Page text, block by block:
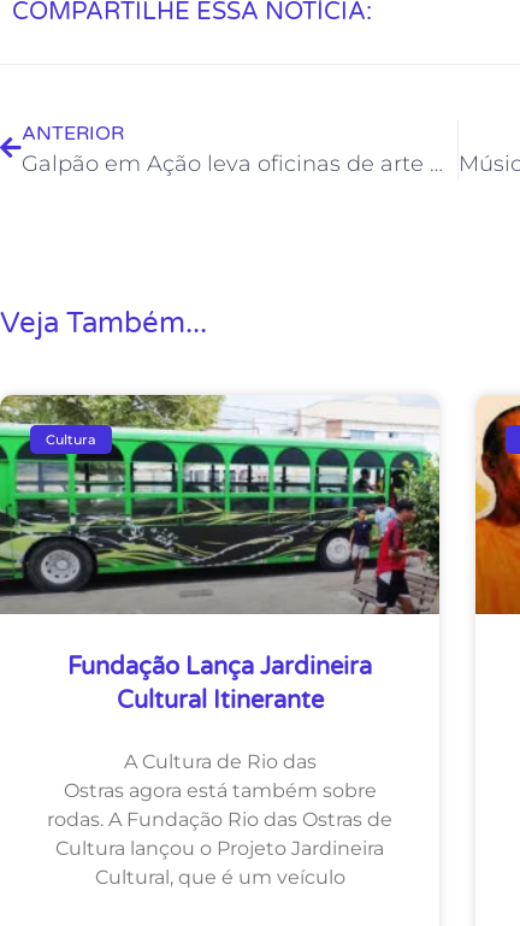
COMPARTILHE ESSA NOTÍCIA:
ANTERIOR
Galpão em Ação leva oficinas de arte para Costazul
Veja Também...
Cultura
Fundação Lança Jardineira
Cultural Itinerante
A Cultura de Rio das
Ostras agora está também sobre
rodas. A Fundação Rio das Ostras de
Cultura lançou o Projeto Jardineira
Cultural, que é um veículo